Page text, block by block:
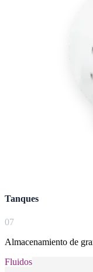
Tanques
07
Almacenamiento de
Fluidos